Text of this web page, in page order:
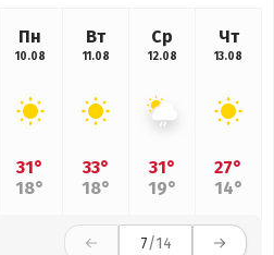
Пн
10.08
31°
18°
Вт
11.08
33°
18°
Ср
12.08
31°
19°
Чт
13.08
27°
14°
7/14